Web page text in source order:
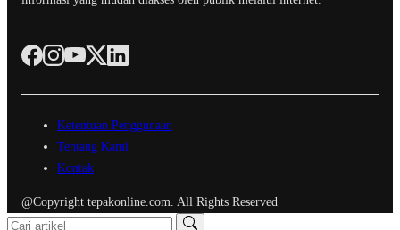
Ketentuan Penggunaan
Tentang Kami
Kontak
@Copyright tepakonline.com. All Rights Reserved